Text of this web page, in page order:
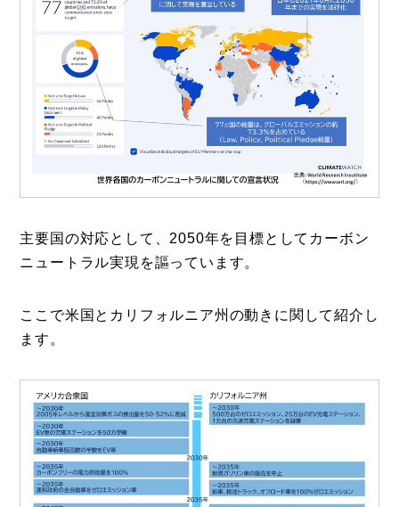
主要国の対応として、2050年を目標としてカーボン
ニュートラル実現を謳っています。
ここで米国とカリフォルニア州の動きに関して紹介し
ます。